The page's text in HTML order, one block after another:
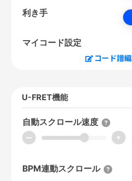
利き手
マイコード設定
コード譜
U-FRET機能
自動スクロール速度
ー +
BPM連動スクロール